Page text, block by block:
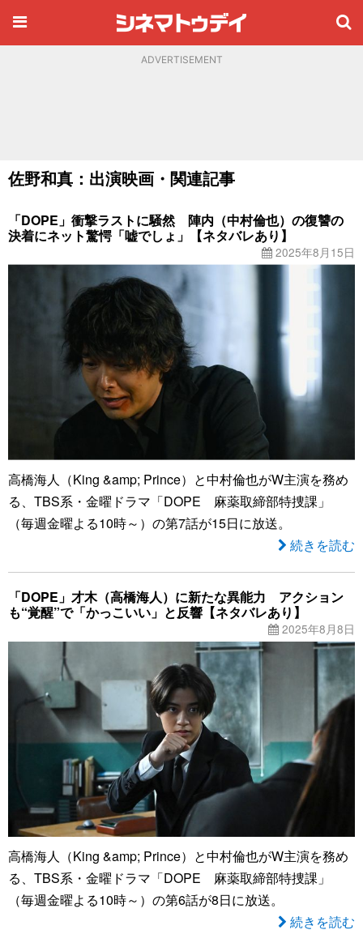
ADVERTISEMENT
佐野和真：出演映画・関連記事
「DOPE」衝撃ラストに騒然 陣内（中村倫也）の復讐の
決着にネット驚愕「嘘でしょ」【ネタバレあり】
2025年8月15日
高橋海人（King &amp; Prince）と中村倫也がW主演を務め
る、TBS系・金曜ドラマ「DOPE 麻薬取締部特捜課」
（毎週金曜よる10時～）の第7話が15日に放送。
続きを読む
「DOPE」才木（高橋海人）に新たな異能力 アクション
も“覚醒”で「かっこいい」と反響【ネタバレあり】
2025年8月8日
高橋海人（King &amp; Prince）と中村倫也がW主演を務め
る、TBS系・金曜ドラマ「DOPE 麻薬取締部特捜課」
（毎週金曜よる10時～）の第6話が8日に放送。
続きを読む